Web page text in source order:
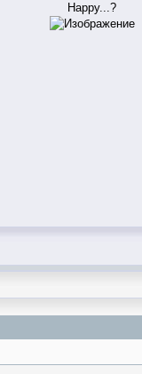
Happy...?